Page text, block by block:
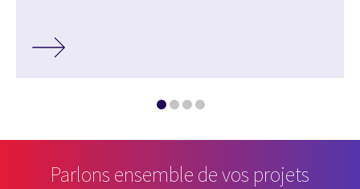
Parlons ensemble de vos projets